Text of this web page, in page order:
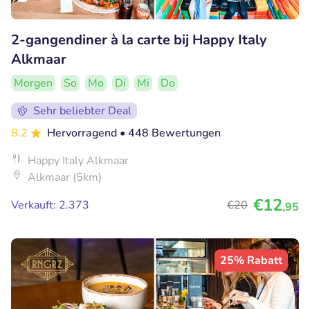
2-gangendiner à la carte bij Happy Italy
Alkmaar
Morgen So Mo Di Mi
Do
Sehr beliebter Deal
8.2
Hervorragend • 448 Bewertungen
Happy Italy Alkmaar
Alkmaar (5km)
Verkauft: 2.373
€20 €12,95
25% Rabatt